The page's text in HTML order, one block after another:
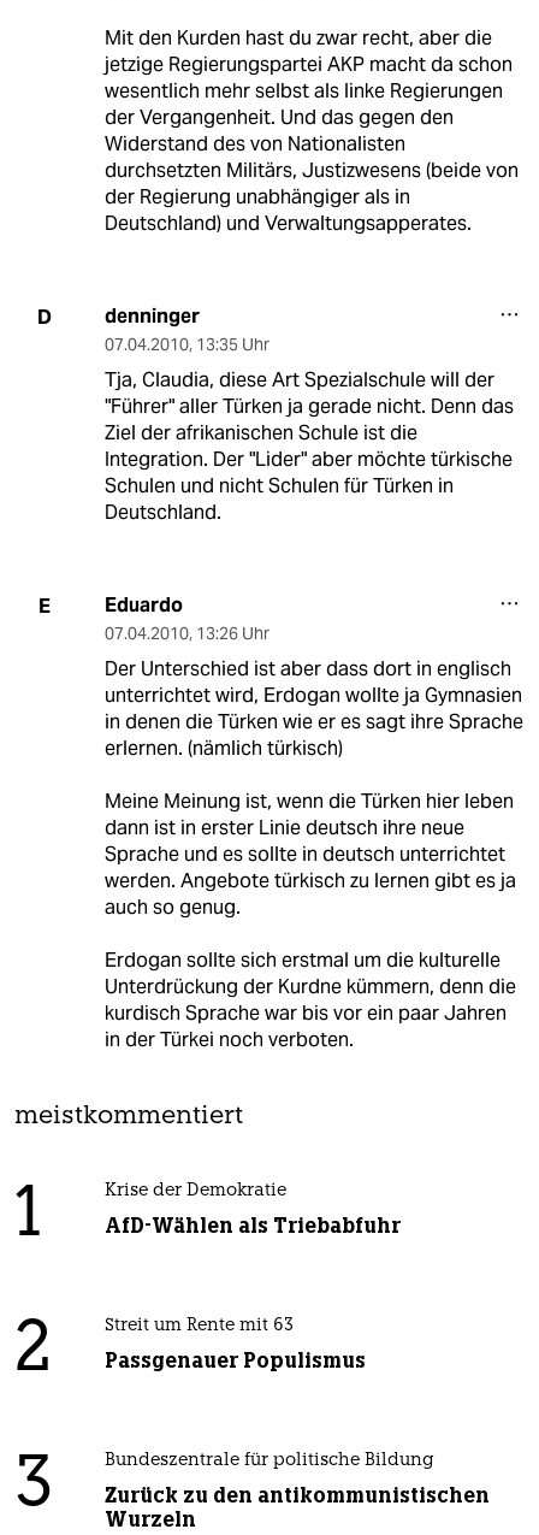
Mit den Kurden hast du zwar recht, aber die
jetzige Regierungspartei AKP macht da schon
wesentlich mehr selbst als linke Regierungen
der Vergangenheit. Und das gegen den
Widerstand des von Nationalisten
durchsetzten Militärs, Justizwesens (beide von
der Regierung unabhängiger als in
Deutschland) und Verwaltungsapperates.
D denninger
07.04.2010, 13:35 Uhr
Tja, Claudia, diese Art Spezialschule will der
"Führer" aller Türken ja gerade nicht. Denn das
Ziel der afrikanischen Schule ist die
Integration. Der "Lider" aber möchte türkische
Schulen und nicht Schulen für Türken in
Deutschland.
E Eduardo
07.04.2010, 13:26 Uhr
Der Unterschied ist aber dass dort in englisch
unterrichtet wird, Erdogan wollte ja Gymnasien
in denen die Türken wie er es sagt ihre Sprache
erlernen. (nämlich türkisch)
Meine Meinung ist, wenn die Türken hier leben
dann ist in erster Linie deutsch ihre neue
Sprache und es sollte in deutsch unterrichtet
werden. Angebote türkisch zu lernen gibt es ja
auch so genug.
Erdogan sollte sich erstmal um die kulturelle
Unterdrückung der Kurdne kümmern, denn die
kurdisch Sprache war bis vor ein paar Jahren
in der Türkei noch verboten.
meistkommentiert
1 Krise der Demokratie
AfD-Wählen als Triebabfuhr
2 Streit um Rente mit 63
Passgenauer Populismus
3 Bundeszentrale für politische Bildung
Zurück zu den antikommunistischen
Wurzeln